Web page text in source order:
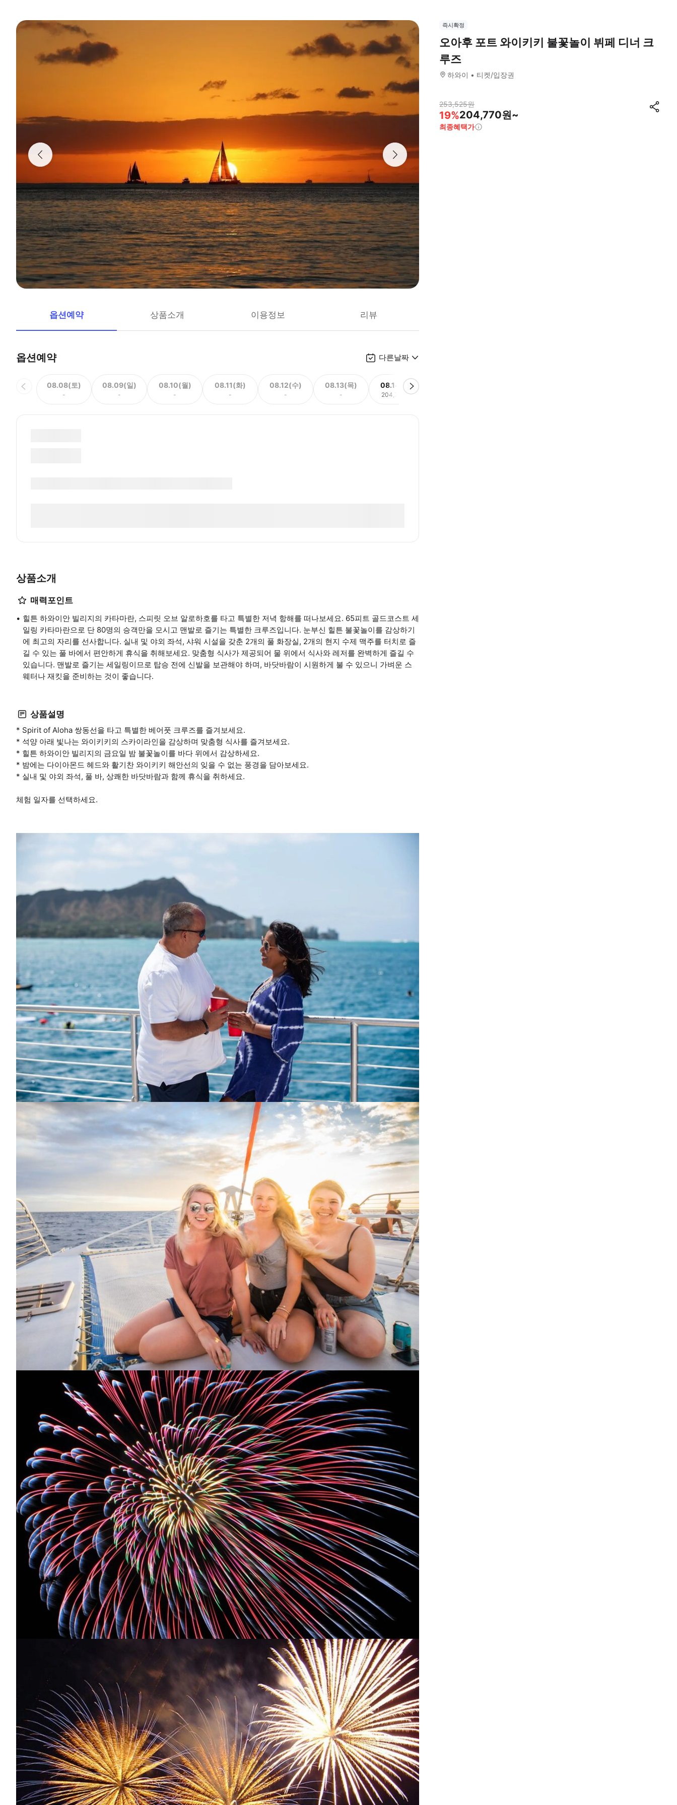
옵션예약 상품소개 이용정보 리뷰
옵션예약 다른날짜
08.08(토)
-
08.09(일)
-
08.10(월)
-
08.11(화)
-
08.12(수)
-
08.13(목)
-
08.14(금)
204,770원
상품소개
매력포인트
힐튼 하와이안 빌리지의 카타마란, 스피릿 오브 알로하호를 타고 특별한 저녁 항해를 떠나보세요. 65피트 골드코스트 세
일링 카타마란으로 단 80명의 승객만을 모시고 맨발로 즐기는 특별한 크루즈입니다. 눈부신 힐튼 불꽃놀이를 감상하기
에 최고의 자리를 선사합니다. 실내 및 야외 좌석, 샤워 시설을 갖춘 2개의 풀 화장실, 2개의 현지 수제 맥주를 터치로 즐
길 수 있는 풀 바에서 편안하게 휴식을 취해보세요. 맞춤형 식사가 제공되어 물 위에서 식사와 레저를 완벽하게 즐길 수
있습니다. 맨발로 즐기는 세일링이므로 탑승 전에 신발을 보관해야 하며, 바닷바람이 시원하게 불 수 있으니 가벼운 스
웨터나 재킷을 준비하는 것이 좋습니다.
상품설명
* Spirit of Aloha 쌍동선을 타고 특별한 베어풋 크루즈를 즐겨보세요.
* 석양 아래 빛나는 와이키키의 스카이라인을 감상하며 맞춤형 식사를 즐겨보세요.
* 힐튼 하와이안 빌리지의 금요일 밤 불꽃놀이를 바다 위에서 감상하세요.
* 밤에는 다이아몬드 헤드와 활기찬 와이키키 해안선의 잊을 수 없는 풍경을 담아보세요.
* 실내 및 야외 좌석, 풀 바, 상쾌한 바닷바람과 함께 휴식을 취하세요.
체험 일자를 선택하세요.
즉시확정
오아후 포트 와이키키 불꽃놀이 뷔페 디너 크
루즈
하와이 티켓/입장권
253,525원
19%204,770원~
최종혜택가